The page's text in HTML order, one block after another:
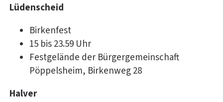
Lüdenscheid
Birkenfest
15 bis 23.59 Uhr
Festgelände der Bürgergemeinschaft
Pöppelsheim, Birkenweg 28
Halver